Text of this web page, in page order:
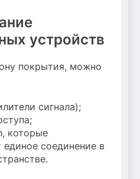
устройств
покрытия, можно
сигнала);
которые
единое соединение в